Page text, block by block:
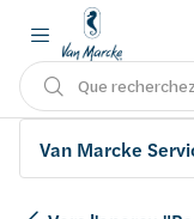
Que
Van Marcke